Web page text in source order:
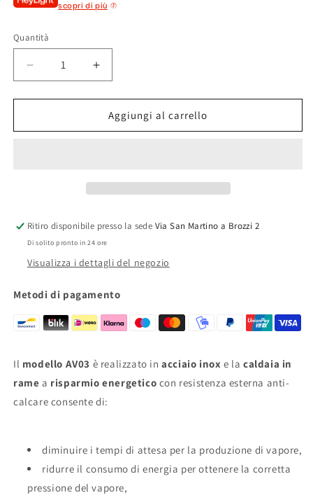
scopri di più
Quantità
Quantità
Diminuisci
quantità
per
stirante
a
Risparmio
energetico
Resistenza
anticalcare
Classe
Energetica
Made
Garanzia
5
anni
Aumenta
quantità
per
Sistema
stirante
a
Risparmio
energetico
Resistenza
anticalcare
(3,5
Classe
Energetica
A++
Made
Garanzia
5
anni
Aggiungi al carrello
Ritiro disponibile presso la sede Via San Martino a Brozzi 2
Di solito pronto in 24 ore
Visualizza i dettagli del negozio
Metodi di pagamento
Il modello AV03 è realizzato inacciaio inox e lacaldaia in
rame a risparmio energetico con resistenza esterna anti-
calcare consente di:
diminuire i tempi di attesa per la produzione di vapore,
ridurre il consumo di energia per ottenere la corretta
pressione del vapore,